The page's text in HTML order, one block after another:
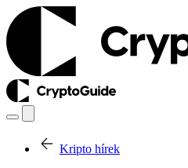
Kripto hírek